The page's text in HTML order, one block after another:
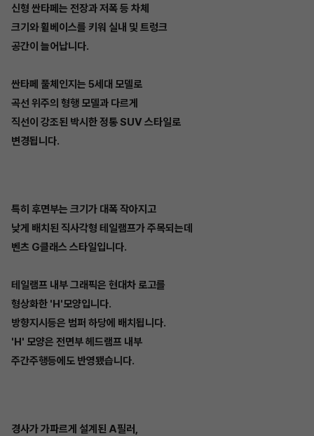
신형 싼타페는 전장과 저폭 등 차체
크기와 휠베이스를 키워 실내 및 트렁크
공간이 늘어납니다.
싼타페 풀체인지는 5세대 모델로
곡선 위주의 형행 모델과 다르게
직선이 강조된 박시한 정통 SUV 스타일로
변경됩니다.
특히 후면부는 크기가 대폭 작아지고
낮게 배치된 직사각형 테일램프가 주목되는데
벤츠 G클래스 스타일입니다.
테일램프 내부 그래픽은 현대차 로고를
형상화한 'H'모양입니다.
방향지시등은 범퍼 하당에 배치됩니다.
'H' 모양은 전면부 헤드램프 내부
주간주행등에도 반영됐습니다.
경사가 가파르게 설계된 A필러,